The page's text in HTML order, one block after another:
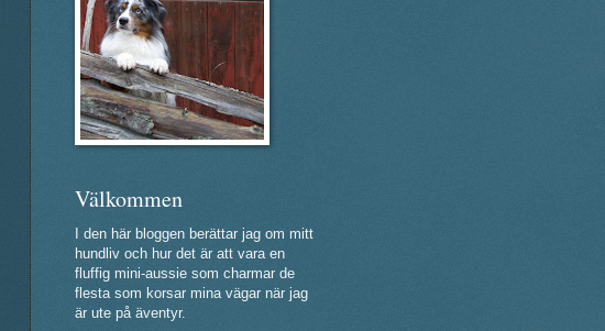
Välkommen
I den här bloggen berättar jag om mitt
hundliv och hur det är att vara en
fluffig mini-aussie som charmar de
flesta som korsar mina vägar när jag
är ute på äventyr.